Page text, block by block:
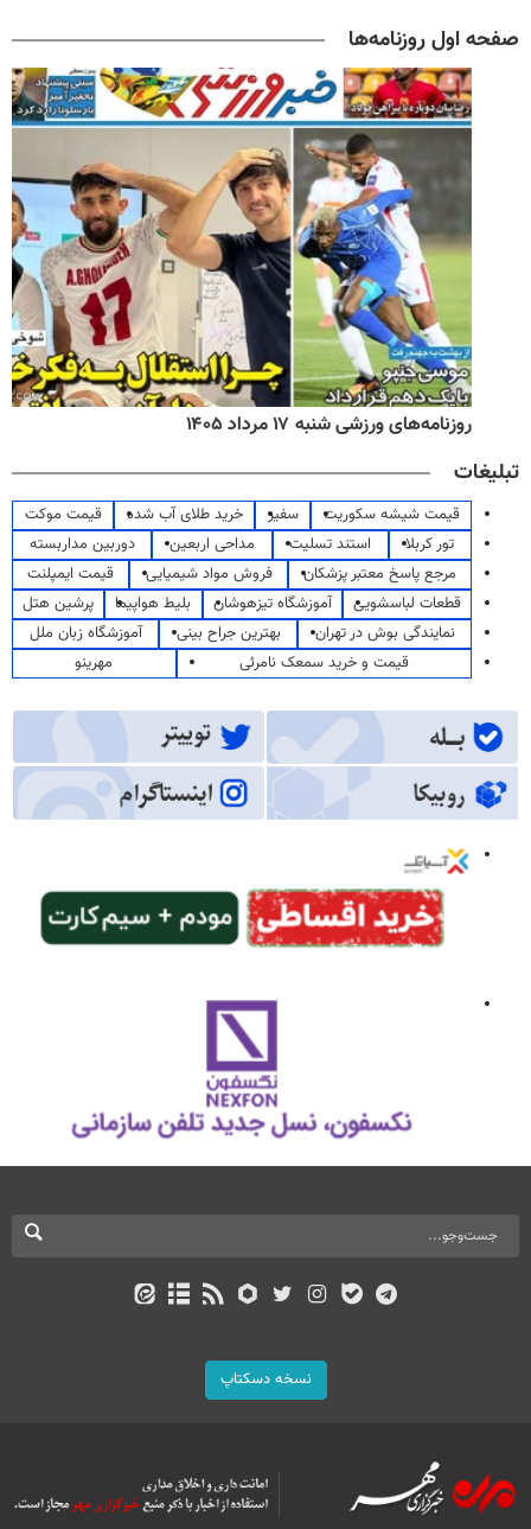
صفحه اول روزنامه‌ها
روزنامه‌های ورزشی شنبه ۱۷ مرداد ۱۴۰۵
تبلیغات
قیمت شیشه سکوریت سفیر خرید طلای آب شده
قیمت موکت
تور کربلا
استند تسلیت مداحی اربعین
دوربین مداربسته
مرجع پاسخ معتبر پزشکان
فروش مواد شیمیایی
قیمت ایمپلنت
قطعات لباسشویی
آموزشگاه تیزهوشان بلیط هواپیما
پرشین هتل
نمایندگی بوش در تهران
بهترین جراح بینی
آموزشگاه زبان ملل
قیمت و خرید سمعک نامرئی
مهرینو
نسخه دسکتاپ